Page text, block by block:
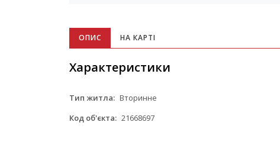
ОПИС НА КАРТІ
Характеристики
Тип житла: Вторинне
Код об'єкта: 21668697